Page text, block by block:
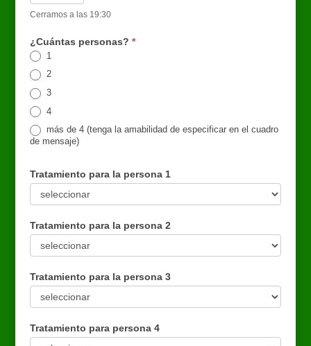
Cerramos a las 19:30
¿Cuántas personas? *
1
2
3
4
más de 4 (tenga la amabilidad de especificar en el cuadro
de mensaje)
Tratamiento para la persona 1
para
la
persona
Tratamiento para la persona 2
para
la
persona
Tratamiento para la persona 3
para
la
Tratamiento para persona 4